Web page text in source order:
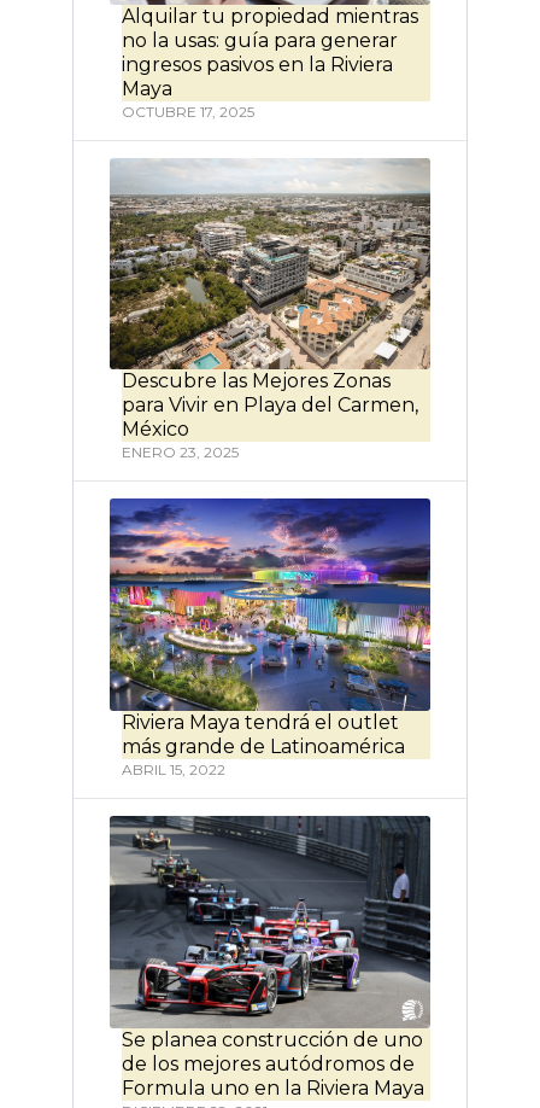
Alquilar tu propiedad mientras
no la usas: guía para generar
ingresos pasivos en la Riviera
Maya
OCTUBRE 17, 2025
Descubre las Mejores Zonas
para Vivir en Playa del Carmen,
México
ENERO 23, 2025
Riviera Maya tendrá el outlet
más grande de Latinoamérica
ABRIL 15, 2022
Se planea construcción de uno
de los mejores autódromos de
Formula uno en la Riviera Maya